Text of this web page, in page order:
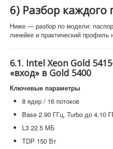
6) Разбор каждого
Ниже — разбор по модели:
линейке и практический профиль
6.1. Intel Xeon Gold
«вход» в Gold 5400
Ключевые параметры
8 ядер / 16 потоков
Base 2.90 ГГц, Turbo до 4.10
L3 22.5 МБ
TDP 150 Вт